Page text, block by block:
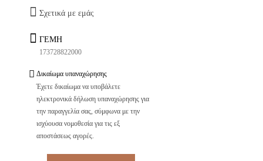
Σχετικά με εμάς
ΓΕΜΗ
173728822000
Δικαίωμα υπαναχώρησης
Έχετε δικαίωμα να υποβάλετε
ηλεκτρονικά δήλωση υπαναχώρησης για
την παραγγελία σας, σύμφωνα με την
ισχύουσα νομοθεσία για τις εξ
αποστάσεως αγορές.